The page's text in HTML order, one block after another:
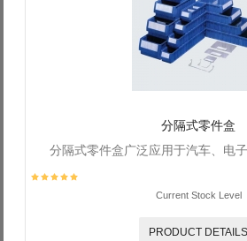
分隔式零件盒
分隔式零件盒广泛应用于汽车、电
Current Stock Level
PRODUCT DETAILS